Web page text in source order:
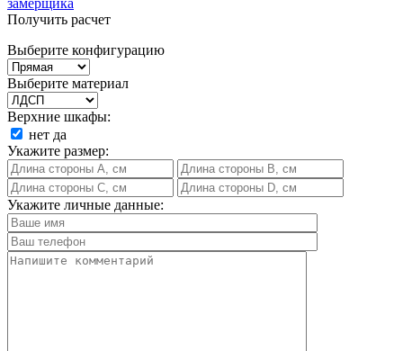
Получить расчет
Выберите конфигурацию
Выберите материал
Верхние шкафы:
нет да
Укажите размер:
Укажите личные данные: